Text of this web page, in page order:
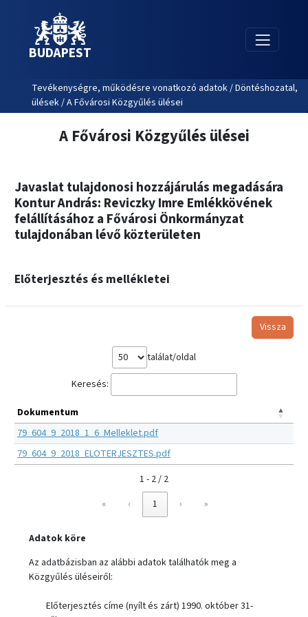
BUDAPEST
Tevékenységre, működésre vonatkozó adatok / Döntéshozatal,
ülések / A Fővárosi Közgyűlés ülései
A Fővárosi Közgyűlés ülései
Javaslat tulajdonosi hozzájárulás megadására
Kontur András: Reviczky Imre Emlékkövének
felállításához a Fővárosi Önkormányzat
tulajdonában lévő közterületen
Előterjesztés és mellékletei
Vissza
találat/oldal
Keresés:
Dokumentum
79_604_9_2018_1_6_Melleklet.pdf
79_604_9_2018_ELOTERJESZTES.pdf
1 - 2 / 2
«
‹ 1 › »
Adatok köre
Az adatbázisban az alábbi adatok találhatók meg a
Közgyűlés üléseiről:
Előterjesztés címe (nyílt és zárt) 1990. október 31-